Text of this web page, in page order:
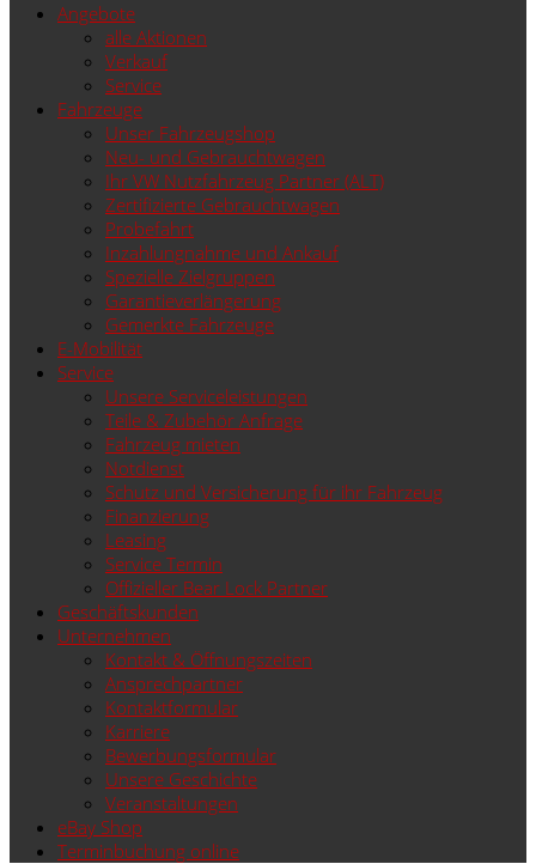
Angebote
alle Aktionen
Verkauf
Service
Fahrzeuge
Unser Fahrzeugshop
Neu- und Gebrauchtwagen
Ihr VW Nutzfahrzeug Partner (ALT)
Zertifizierte Gebrauchtwagen
Probefahrt
Inzahlungnahme und Ankauf
Spezielle Zielgruppen
Garantieverlängerung
Gemerkte Fahrzeuge
E-Mobilität
Service
Unsere Serviceleistungen
Teile & Zubehör Anfrage
Fahrzeug mieten
Notdienst
Schutz und Versicherung für ihr Fahrzeug
Finanzierung
Leasing
Service Termin
Offizieller Bear Lock Partner
Geschäftskunden
Unternehmen
Kontakt & Öffnungszeiten
Ansprechpartner
Kontaktformular
Karriere
Bewerbungsformular
Unsere Geschichte
Veranstaltungen
eBay Shop
Terminbuchung online